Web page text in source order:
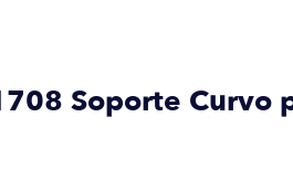
Soporte Curvo